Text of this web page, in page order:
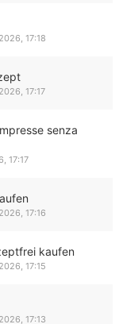
17:18
17:17
senza
17:17
17:16
kaufen
17:15
17:13